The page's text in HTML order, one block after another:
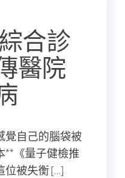
合診
醫院
覺自己的腦袋被
**《量子健檢推
位被失衡 […]